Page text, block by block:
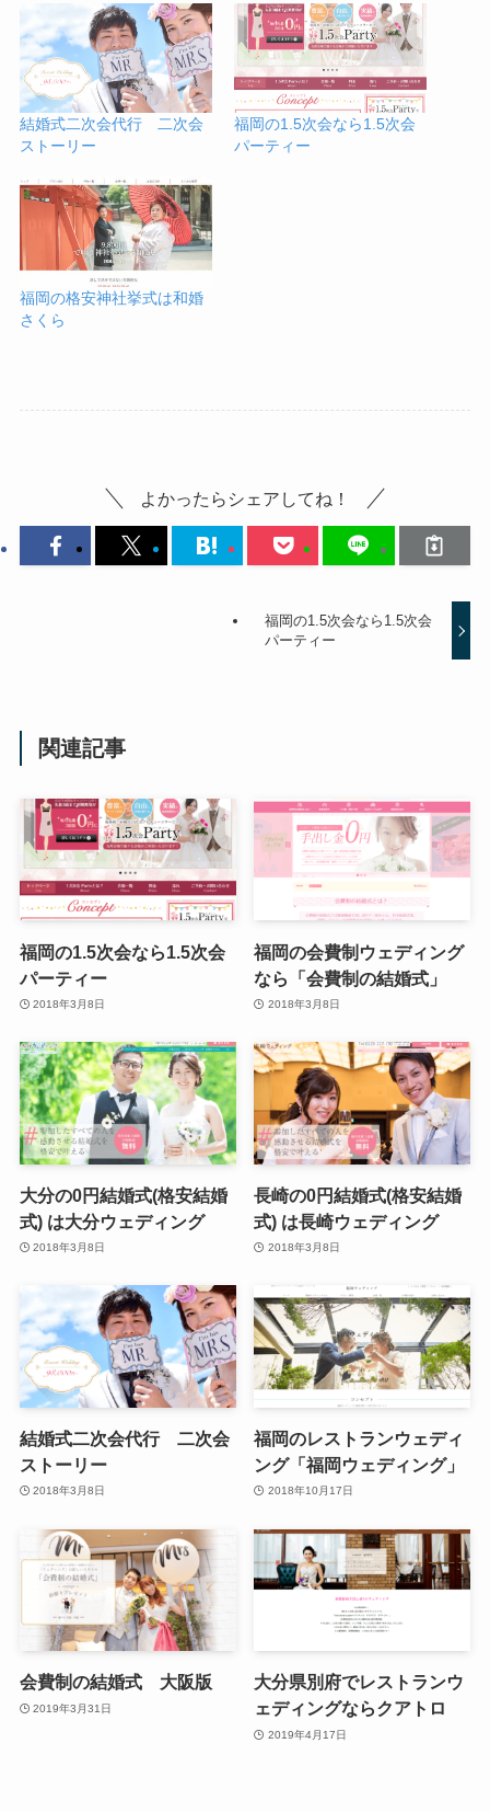
結婚式二次会代行 二次会
ストーリー
福岡の1.5次会なら1.5次会
パーティー
福岡の格安神社挙式は和婚
さくら
よかったらシェアしてね！
福岡の1.5次会なら1.5次会
パーティー
関連記事
福岡の1.5次会なら1.5次会
パーティー
2018年3月8日
福岡の会費制ウェディング
なら「会費制の結婚式」
2018年3月8日
大分の0円結婚式(格安結婚
式) は大分ウェディング
2018年3月8日
長崎の0円結婚式(格安結婚
式) は長崎ウェディング
2018年3月8日
結婚式二次会代行 二次会
ストーリー
2018年3月8日
福岡のレストランウェディ
ング「福岡ウェディング」
2018年10月17日
会費制の結婚式 大阪版
2019年3月31日
大分県別府でレストランウ
ェディングならクアトロ
2019年4月17日